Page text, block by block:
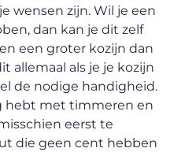
wensen zijn. Wil je een
dan kan je dit zelf
een groter kozijn dan
allemaal als je je kozijn
de nodige handigheid.
hebt met timmeren en
eerst te
die geen cent hebben